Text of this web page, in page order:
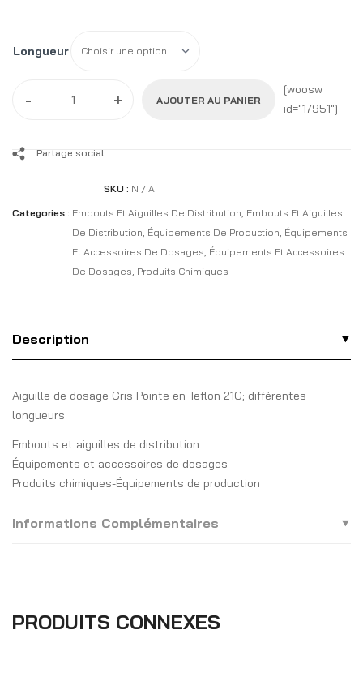
Longueur
- + AJOUTER AU PANIER
[woosw
id="17951"]
Partage social
SKU : N / A
Categories : Embouts Et Aiguilles De Distribution Embouts Et Aiguilles
De Distribution Équipements De Production Équipements
Et Accessoires De Dosages Équipements Et Accessoires
De Dosages Produits Chimiques
Description
Aiguille de dosage Gris Pointe en Teflon 21G; différentes
longueurs
Embouts et aiguilles de distribution
Équipements et accessoires de dosages
Produits chimiques-Équipements de production
Informations Complémentaires
PRODUITS CONNEXES